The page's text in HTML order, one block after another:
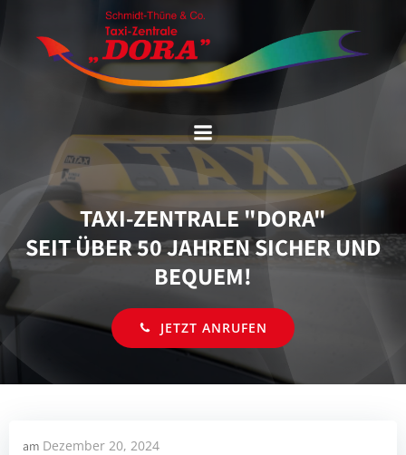
springen
TAXI-ZENTRALE "DORA"
SEIT ÜBER 50 JAHREN SICHER UND
BEQUEM!
JETZT ANRUFEN
am Dezember 20, 2024